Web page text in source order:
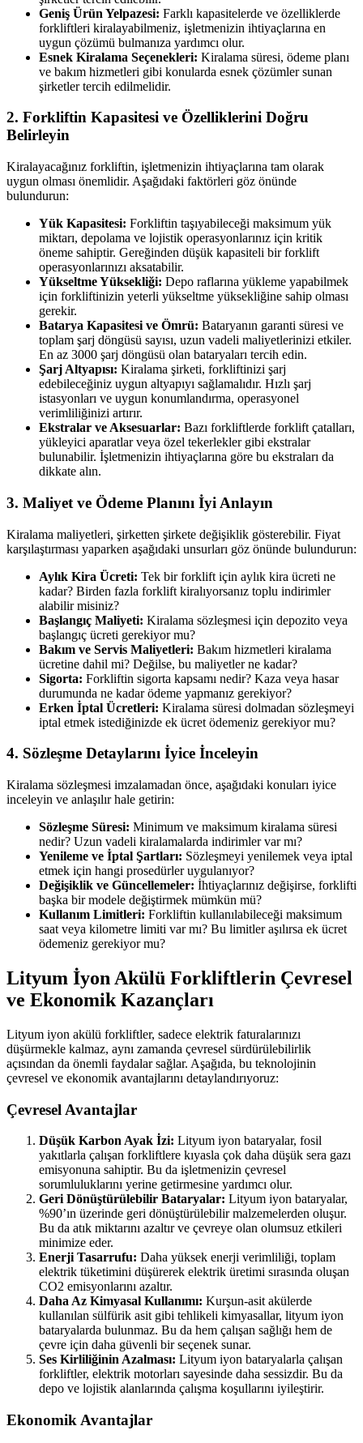
Geniş Ürün Yelpazesi: Farklı kapasitelerde ve özelliklerde
forkliftleri kiralayabilmeniz, işletmenizin ihtiyaçlarına en
uygun çözümü bulmanıza yardımcı olur.
Esnek Kiralama Seçenekleri: Kiralama süresi, ödeme planı
ve bakım hizmetleri gibi konularda esnek çözümler sunan
şirketler tercih edilmelidir.
2. Forkliftin Kapasitesi ve Özelliklerini Doğru
Belirleyin
Kiralayacağınız forkliftin, işletmenizin ihtiyaçlarına tam olarak
uygun olması önemlidir. Aşağıdaki faktörleri göz önünde
bulundurun:
Yük Kapasitesi: Forkliftin taşıyabileceği maksimum yük
miktarı, depolama ve lojistik operasyonlarınız için kritik
öneme sahiptir. Gereğinden düşük kapasiteli bir forklift
operasyonlarınızı aksatabilir.
Yükseltme Yüksekliği: Depo raflarına yükleme yapabilmek
için forkliftinizin yeterli yükseltme yüksekliğine sahip olması
gerekir.
Batarya Kapasitesi ve Ömrü: Bataryanın garanti süresi ve
toplam şarj döngüsü sayısı, uzun vadeli maliyetlerinizi etkiler.
En az 3000 şarj döngüsü olan bataryaları tercih edin.
Şarj Altyapısı: Kiralama şirketi, forkliftinizi şarj
edebileceğiniz uygun altyapıyı sağlamalıdır. Hızlı şarj
istasyonları ve uygun konumlandırma, operasyonel
verimliliğinizi artırır.
Ekstralar ve Aksesuarlar: Bazı forkliftlerde forklift çatalları,
yükleyici aparatlar veya özel tekerlekler gibi ekstralar
bulunabilir. İşletmenizin ihtiyaçlarına göre bu ekstraları da
dikkate alın.
3. Maliyet ve Ödeme Planını İyi Anlayın
Kiralama maliyetleri, şirketten şirkete değişiklik gösterebilir. Fiyat
karşılaştırması yaparken aşağıdaki unsurları göz önünde bulundurun:
Aylık Kira Ücreti: Tek bir forklift için aylık kira ücreti ne
kadar? Birden fazla forklift kiralıyorsanız toplu indirimler
alabilir misiniz?
Başlangıç Maliyeti: Kiralama sözleşmesi için depozito veya
başlangıç ücreti gerekiyor mu?
Bakım ve Servis Maliyetleri: Bakım hizmetleri kiralama
ücretine dahil mi? Değilse, bu maliyetler ne kadar?
Sigorta: Forkliftin sigorta kapsamı nedir? Kaza veya hasar
durumunda ne kadar ödeme yapmanız gerekiyor?
Erken İptal Ücretleri: Kiralama süresi dolmadan sözleşmeyi
iptal etmek istediğinizde ek ücret ödemeniz gerekiyor mu?
4. Sözleşme Detaylarını İyice İnceleyin
Kiralama sözleşmesi imzalamadan önce, aşağıdaki konuları iyice
inceleyin ve anlaşılır hale getirin:
Sözleşme Süresi: Minimum ve maksimum kiralama süresi
nedir? Uzun vadeli kiralamalarda indirimler var mı?
Yenileme ve İptal Şartları: Sözleşmeyi yenilemek veya iptal
etmek için hangi prosedürler uygulanıyor?
Değişiklik ve Güncellemeler: İhtiyaçlarınız değişirse, forklifti
başka bir modele değiştirmek mümkün mü?
Kullanım Limitleri: Forkliftin kullanılabileceği maksimum
saat veya kilometre limiti var mı? Bu limitler aşılırsa ek ücret
ödemeniz gerekiyor mu?
Lityum İyon Akülü Forkliftlerin Çevresel
ve Ekonomik Kazançları
Lityum iyon akülü forkliftler, sadece elektrik faturalarınızı
düşürmekle kalmaz, aynı zamanda çevresel sürdürülebilirlik
açısından da önemli faydalar sağlar. Aşağıda, bu teknolojinin
çevresel ve ekonomik avantajlarını detaylandırıyoruz:
Çevresel Avantajlar
Düşük Karbon Ayak İzi: Lityum iyon bataryalar, fosil
yakıtlarla çalışan forkliftlere kıyasla çok daha düşük sera gazı
emisyonuna sahiptir. Bu da işletmenizin çevresel
sorumluluklarını yerine getirmesine yardımcı olur.
Geri Dönüştürülebilir Bataryalar: Lityum iyon bataryalar,
%90’ın üzerinde geri dönüştürülebilir malzemelerden oluşur.
Bu da atık miktarını azaltır ve çevreye olan olumsuz etkileri
minimize eder.
Enerji Tasarrufu: Daha yüksek enerji verimliliği, toplam
elektrik tüketimini düşürerek elektrik üretimi sırasında oluşan
CO2 emisyonlarını azaltır.
Daha Az Kimyasal Kullanımı: Kurşun-asit akülerde
kullanılan sülfürik asit gibi tehlikeli kimyasallar, lityum iyon
bataryalarda bulunmaz. Bu da hem çalışan sağlığı hem de
çevre için daha güvenli bir seçenek sunar.
Ses Kirliliğinin Azalması: Lityum iyon bataryalarla çalışan
forkliftler, elektrik motorları sayesinde daha sessizdir. Bu da
depo ve lojistik alanlarında çalışma koşullarını iyileştirir.
Ekonomik Avantajlar